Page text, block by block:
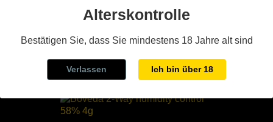
Alterskontrolle
Bestätigen Sie, dass Sie mindestens 18 Jahre alt sind
Verlassen Ich bin über 18